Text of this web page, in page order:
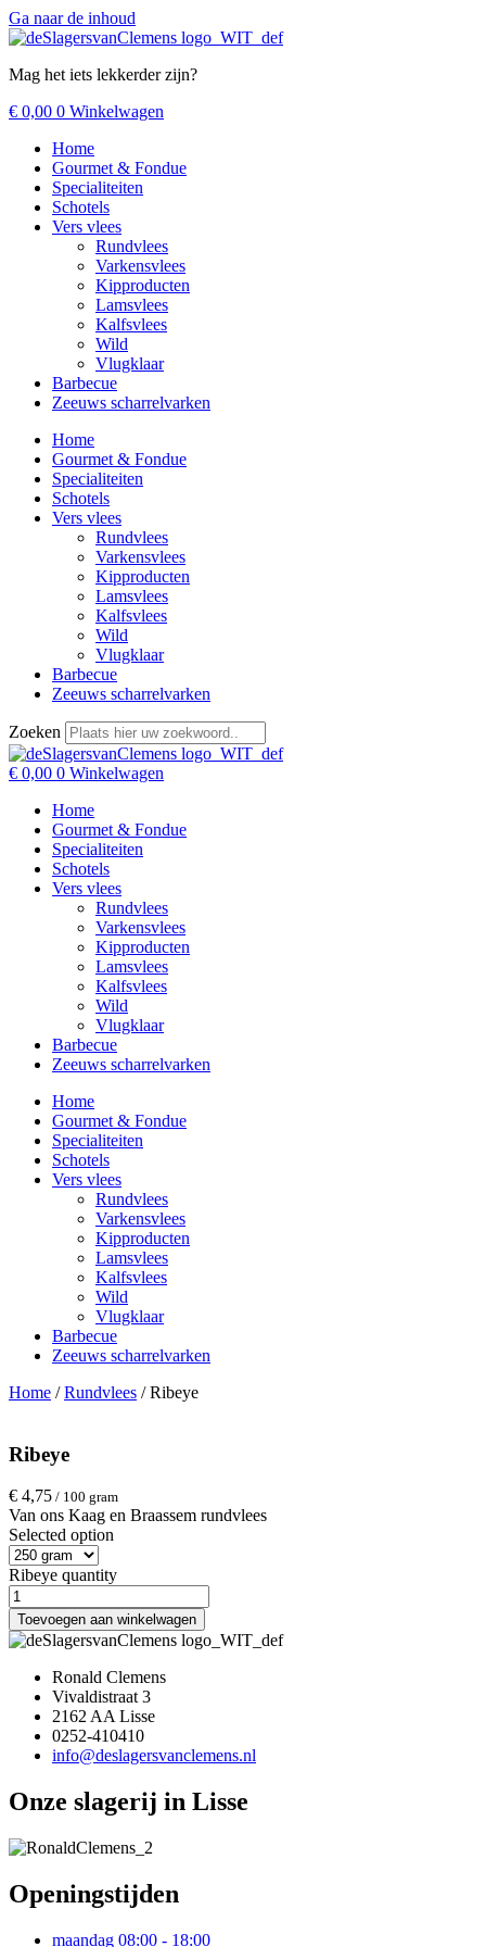
Ga naar de inhoud
Mag het iets lekkerder zijn?
€ 0,00 0 Winkelwagen
Home
Gourmet & Fondue
Specialiteiten
Schotels
Vers vlees
Rundvlees
Varkensvlees
Kipproducten
Lamsvlees
Kalfsvlees
Wild
Vlugklaar
Barbecue
Zeeuws scharrelvarken
Home
Gourmet & Fondue
Specialiteiten
Schotels
Vers vlees
Rundvlees
Varkensvlees
Kipproducten
Lamsvlees
Kalfsvlees
Wild
Vlugklaar
Barbecue
Zeeuws scharrelvarken
Zoeken
€ 0,00 0 Winkelwagen
Home
Gourmet & Fondue
Specialiteiten
Schotels
Vers vlees
Rundvlees
Varkensvlees
Kipproducten
Lamsvlees
Kalfsvlees
Wild
Vlugklaar
Barbecue
Zeeuws scharrelvarken
Home
Gourmet & Fondue
Specialiteiten
Schotels
Vers vlees
Rundvlees
Varkensvlees
Kipproducten
Lamsvlees
Kalfsvlees
Wild
Vlugklaar
Barbecue
Zeeuws scharrelvarken
Home /Rundvlees / Ribeye
Ribeye
€ 4,75 / 100 gram
Van ons Kaag en Braassem rundvlees
Selected option
Ribeye quantity
Toevoegen aan winkelwagen
Ronald Clemens
Vivaldistraat 3
2162 AA Lisse
0252-410410
info@deslagersvanclemens.nl
Onze slagerij in Lisse
Openingstijden
maandag 08:00 - 18:00